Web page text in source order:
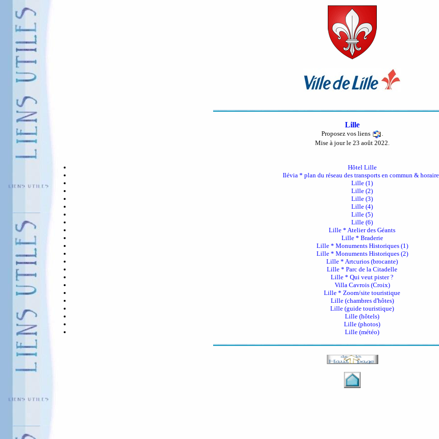
Lille
Proposez vos liens
Mise à jour le 23 août 2022.
Hôtel Lille
Ilévia * plan du réseau des transports en commun &
Lille (1)
Lille (2)
Lille (3)
Lille (4)
Lille (5)
Lille (6)
Lille * Atelier des Géants
Lille * Braderie
Lille * Monuments Historiques (1)
Lille * Monuments Historiques (2)
Lille * Artcurios (brocante)
Lille * Parc de la Citadelle
Lille * Qui veut pister ?
Villa Cavrois (Croix)
Lille * Zoom/site touristique
Lille (chambres d'hôtes)
Lille (guide touristique)
Lille (hôtels)
Lille (photos)
Lille (météo)